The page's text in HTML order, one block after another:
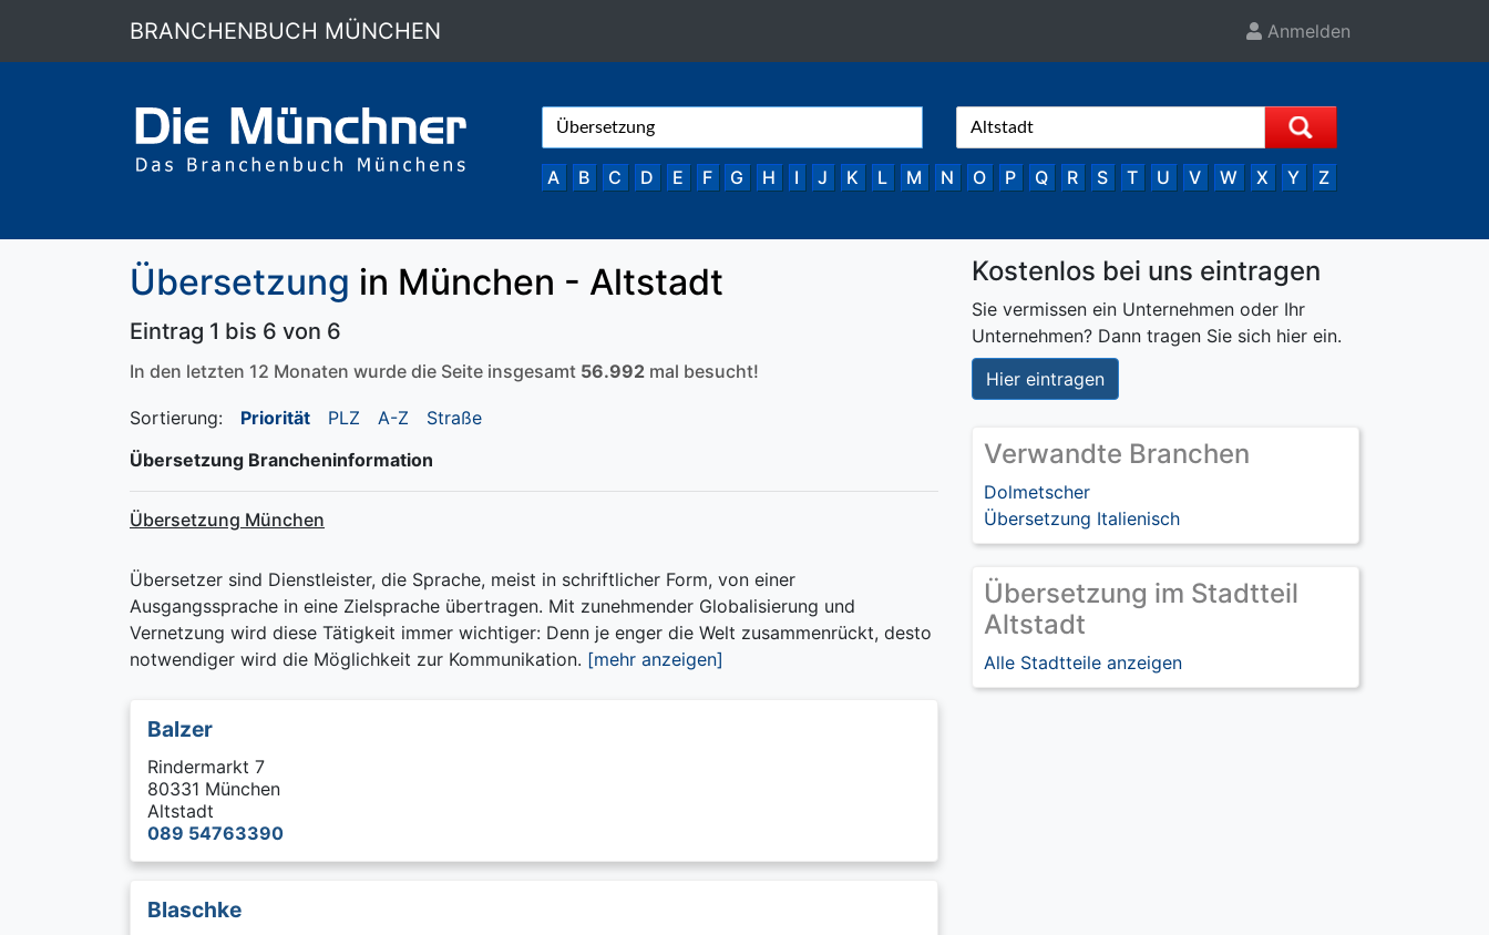
BRANCHENBUCH MÜNCHEN Anmelden
A B C D E F G H I J K L M N O P Q R S T U V W X Y Z
Übersetzung in München - Altstadt
Eintrag 1 bis 6 von 6
In den letzten 12 Monaten wurde die Seite insgesamt 56.992 mal besucht!
Sortierung: Priorität PLZ A-Z
Straße
Übersetzung Brancheninformation
Übersetzung München
Übersetzer sind Dienstleister, die Sprache, meist in schriftlicher Form, von einer
Ausgangssprache in eine Zielsprache übertragen. Mit zunehmender Globalisierung und
Vernetzung wird diese Tätigkeit immer wichtiger: Denn je enger die Welt zusammenrückt, desto
notwendiger wird die Möglichkeit zur Kommunikation. [mehr anzeigen]
Balzer
Rindermarkt 7
80331 München
Altstadt
089 54763390
Blaschke
Kostenlos bei uns eintragen
Sie vermissen ein Unternehmen oder Ihr
Unternehmen? Dann tragen Sie sich hier ein.
Hier eintragen
Verwandte Branchen
Dolmetscher
Übersetzung Italienisch
Übersetzung im Stadtteil
Altstadt
Alle Stadtteile anzeigen